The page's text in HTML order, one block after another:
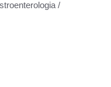
/